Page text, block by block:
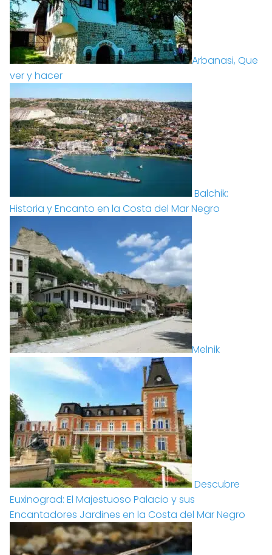
Arbanasi, Que
ver y hacer
Balchik:
Historia y Encanto en la Costa del Mar Negro
Melnik
Descubre
Euxinograd: El Majestuoso Palacio y sus
Encantadores Jardines en la Costa del Mar Negro